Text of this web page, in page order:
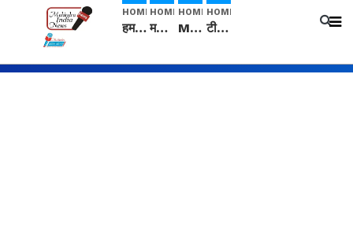
HOME
हम सनातनी..." सांसद kangana Ranaut से क्या बोली लड़की? Viral Jantar-Mantar | CJP protest
HOME
मनीषा हत्याकांड: हत्या, आत्महत्या या कोई बड़ा राज? | Full Story | Josh Haryana
HOME
Mangalsutra: हिंदू धर्म में शादी के बाद मंगलसूत्र क्यों पहनती है महिलाएं, किसने शुरु की ये परंपरा
HOME
टीम बीकेई ने एग्रीकल्चर ग्रेड की यूरिया खाद गट्टों में बदलकर टेक्निकल ग्रेड में बेचने वालों पर करवाई कार्रवाई: लखविंदर सिंह औलख